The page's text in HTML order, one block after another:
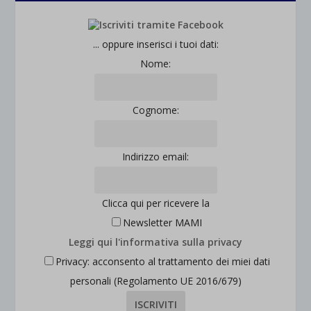
... oppure inserisci i tuoi dati:
Nome:
Cognome:
Indirizzo email:
Clicca qui per ricevere la
Newsletter MAMI
Leggi qui l'informativa sulla privacy
Privacy: acconsento al trattamento dei miei dati
personali (Regolamento UE 2016/679)
jetpackState[message]
Mostra dettagli